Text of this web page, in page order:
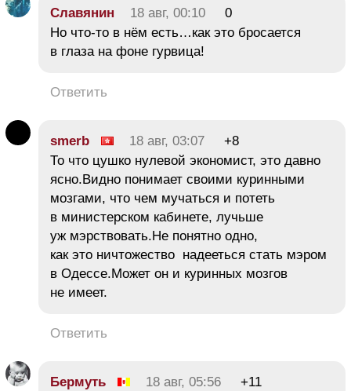
Славянин 18 авг, 00:10
0
Но что-то в нём есть…как это бросается
в глаза на фоне гурвица!
Ответить
smerb 18 авг, 03:07
+8
То что цушко нулевой экономист, это давно
ясно.Видно понимает своими куринными
мозгами, что чем мучаться и потеть
в министерском кабинете, лучьше
уж мэрствовать.Не понятно одно,
как это ничтожество надееться стать мэром
в Одессе.Может он и куринных мозгов
не имеет.
Ответить
Бермуть 18 авг, 05:56
+11